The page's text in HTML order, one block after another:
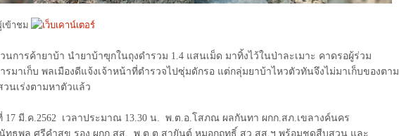
ข้าชม
นการค้ายาบ้า นำยาบ้าฃุกในถุงดำรวม 1.4 แสนเม็ด มาทิ้งไว้ในป่าละเมาะ คาดรอผู้ร่วม
รมาเก็บ พลเมืองดีแจ้งเจ้าหน้าที่ตำรวจไปซุ่มดักรอ แต่กลุ่มยาบ้าไหวตัวทันจึงไม่มาเก็บของตาม
นเร่งตามหาตัวแล้ว
17 มี.ค.2562 เวลาประมาณ 13.30 น. พ.ต.อ.โสภณ ผลกันทา ผกก.สภ.เขลางค์นคร
ทธพล ศรีคำสุข รอง ผกก.สส. พ.ต.ต.สายันต์ หมอกฤทธิ์ สว.สส.ฯ พร้อมชุดสืบสวน และ